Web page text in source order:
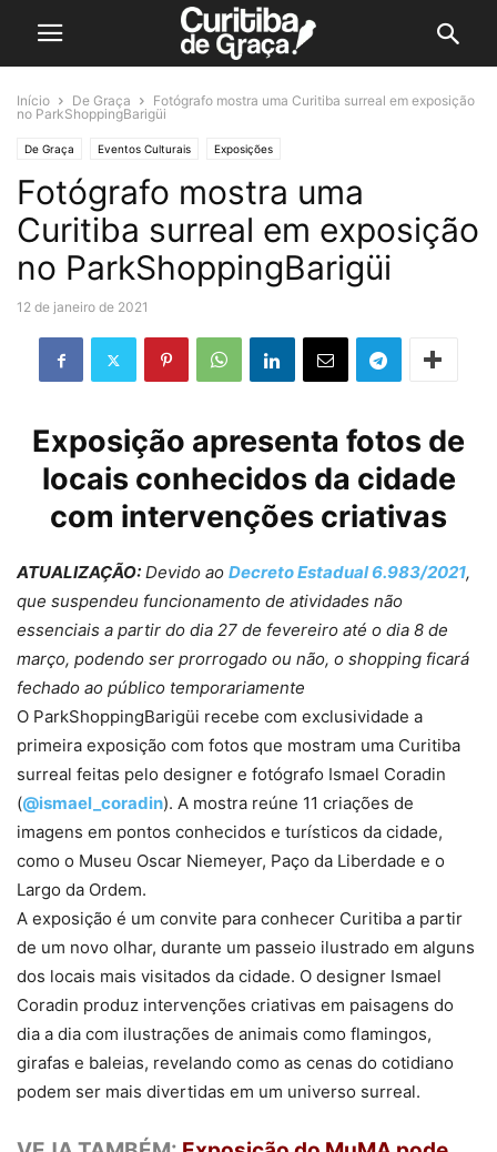
Início De Graça
Fotógrafo mostra uma Curitiba surreal em exposição
no ParkShoppingBarigüi
De Graça Eventos Culturais Exposições
Fotógrafo mostra uma
Curitiba surreal em exposição
no ParkShoppingBarigüi
12 de janeiro de 2021
Exposição apresenta fotos de
locais conhecidos da cidade
com intervenções criativas
ATUALIZAÇÃO: Devido ao Decreto Estadual 6.983/2021,
que suspendeu funcionamento de atividades não
essenciais a partir do dia 27 de fevereiro até o dia 8 de
março, podendo ser prorrogado ou não, o shopping ficará
fechado ao público temporariamente
O ParkShoppingBarigüi recebe com exclusividade a
primeira exposição com fotos que mostram uma Curitiba
surreal feitas pelo designer e fotógrafo Ismael Coradin
(@ismael_coradin). A mostra reúne 11 criações de
imagens em pontos conhecidos e turísticos da cidade,
como o Museu Oscar Niemeyer, Paço da Liberdade e o
Largo da Ordem.
A exposição é um convite para conhecer Curitiba a partir
de um novo olhar, durante um passeio ilustrado em alguns
dos locais mais visitados da cidade. O designer Ismael
Coradin produz intervenções criativas em paisagens do
dia a dia com ilustrações de animais como flamingos,
girafas e baleias, revelando como as cenas do cotidiano
podem ser mais divertidas em um universo surreal.